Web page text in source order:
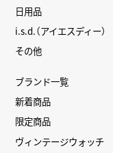
日用品
i.s.d.（アイエスディー）
その他
ブランド一覧
新着商品
限定商品
ヴィンテージウォッチ